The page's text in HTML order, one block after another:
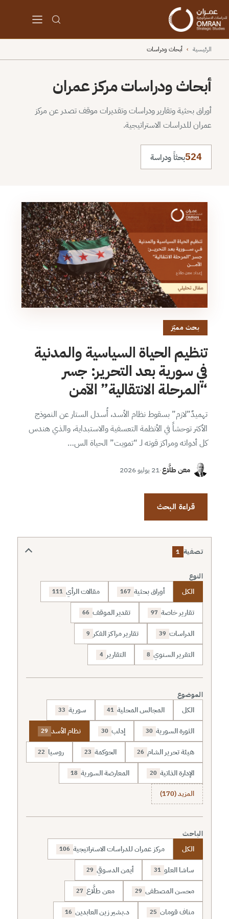
الرئيسية › أبحاث ودراسات
أبحاث ودراسات مركز عمران
أوراق بحثية وتقارير ودراسات وتقديرات موقف تصدر عن مركز
عمران للدراسات الاستراتيجية.
524بحثاً ودراسة
بحث مميّز
تنظيم الحياة السياسية والمدنية
في سورية بعد التحرير: جسر
“المرحلة الانتقالية” الآمن
تهميدٌ”لازم” بسقوط نظام الأسد، أُسدل الستار عن النموذج
الأكثر توحشاً في الأنظمة التعسفية والاستبداية، والذي هندس
كل أدواته ومراكز قوته لـ “تمويت” الحياة الس…
معن طلَّاع·21 يوليو 2026
قراءة البحث
تصفية 1
النوع
الكل أوراق بحثية 167 مقالات الرأي 111
تقارير خاصة 97 تقدير الموقف 66
الدراسات 39 تقارير مراكز الفكر 9
التقرير السنوي 8 التقارير 4
الموضوع
الكل المجالس المحلية 41 سورية 33
الثورة السورية 30 إدلب 30 نظام الأسد 29
هيئة تحرير الشام 26 الحوكمة 23 روسيا 22
الإدارة الذاتية 20 المعارضة السورية 18
المزيد (170)
الباحث
الكل مركز عمران للدراسات الاستراتيجية 106
ساشا العلو 31 أيمن الدسوقي 29
محسن المصطفى 29 معن طلَّاع 27
مناف قومان 25 د.بشير زين العابدين 16